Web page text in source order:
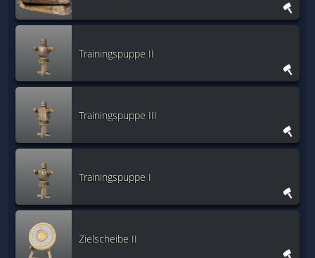
Trainingspuppe II
Trainingspuppe III
Trainingspuppe I
Zielscheibe II